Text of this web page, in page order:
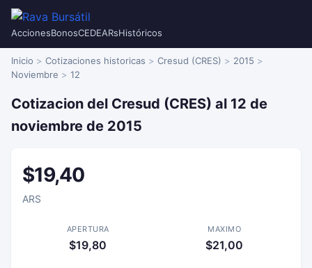
AccionesBonosCEDEARsHistóricos
Inicio Cotizaciones historicas Cresud (CRES)
2015
Noviembre
12
Cotizacion del Cresud (CRES) al 12 de
noviembre de 2015
$19,40
ARS
APERTURA
$19,80
MAXIMO
$21,00